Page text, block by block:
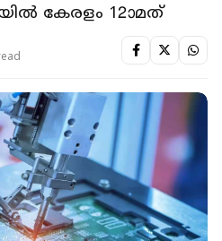
കേരളം 12ാമത്